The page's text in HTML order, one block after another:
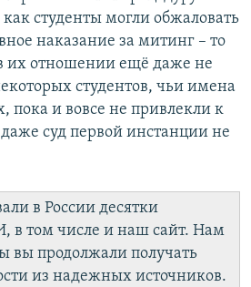
как студенты могли обжаловать
наказание за митинг – то
их отношении ещё даже не
студентов, чьи имена
пока и вовсе не привлекли к
суд первой инстанции не
в России десятки
в том числе и наш сайт. Нам
вы продолжали получать
из надежных источников.